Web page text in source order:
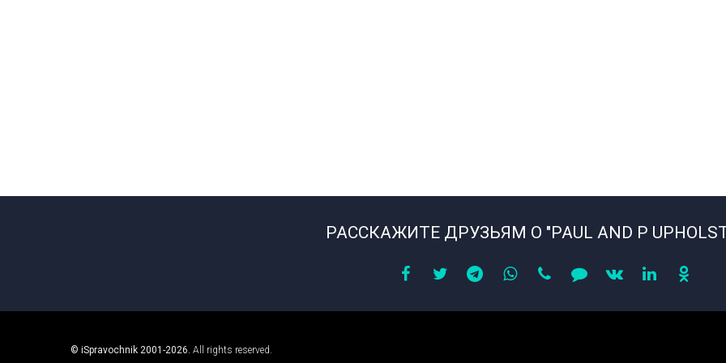
РАССКАЖИТЕ ДРУЗЬЯМ О "PAUL AND P
© iSpravochnik 2001-2026. All rights reserved.